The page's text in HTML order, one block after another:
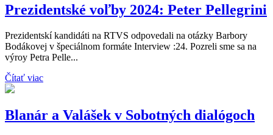
Prezidentské voľby 2024: Peter Pellegrini
Prezidentskí kandidáti na RTVS odpovedali na otázky Barbory
Bodákovej v špeciálnom formáte Interview :24. Pozreli sme sa na
výroy Petra Pelle...
Čítať viac
Blanár a Valášek v Sobotných dialógoch